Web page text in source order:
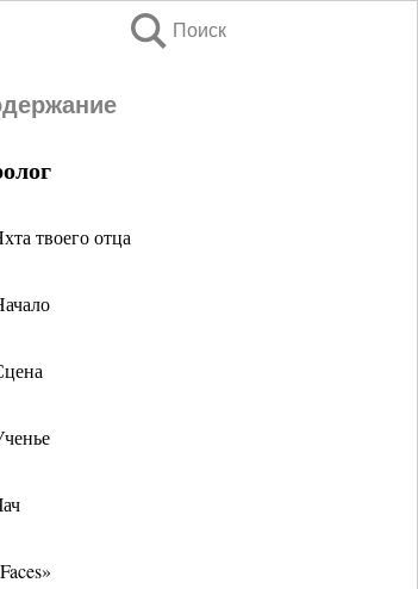
Поиск
твоего отца